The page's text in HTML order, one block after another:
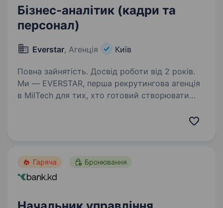
Бізнес-аналітик (кадри та
персонал)
Everstar, Агенція Київ
Повна зайнятість. Досвід роботи від 2 років.
Ми — EVERSTAR, перша рекрутингова агенція
в MilTech для тих, хто готовий створювати
Гаряча Бронювання